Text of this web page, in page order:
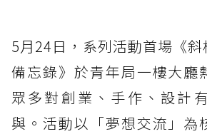
5月24日，系列活動首場《
備忘錄》於青年局一樓大廳
眾多對創業、手作、設計
與。活動以「夢想交流」為